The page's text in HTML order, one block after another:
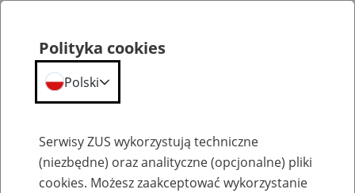
Szkolenia
Polityka cookies
Polski
Serwisy ZUS wykorzystują techniczne
(niezbędne) oraz analityczne (opcjonalne) pliki
cookies. Możesz zaakceptować wykorzystanie